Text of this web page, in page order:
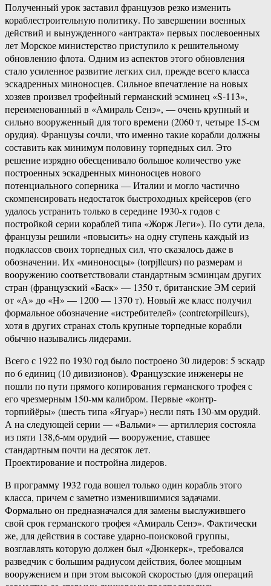
Полученный урок заставил французов резко изменить
кораблестроительную политику. По завершении военных
действий и вынужденного «антракта» первых послевоенных
лет Морское министерство приступило к решительному
обновлению флота. Одним из аспектов этого обновления
стало усиленное развитие легких сил, прежде всего класса
эскадренных миноносцев. Сильное впечатление на новых
хозяев произвел трофейный германский эсминец «S-113»,
переименованный в «Амираль Сенэ», — очень крупный и
сильно вооруженный для того времени (2060 т, четыре 15-см
орудия). Французы сочли, что именно такие корабли должны
составить как минимум половину торпедных сил. Это
решение изрядно обесценивало большое количество уже
построенных эскадренных миноносцев нового
потенциального соперника — Италии и могло частично
скомпенсировать недостаток быстроходных крейсеров (его
удалось устранить только в середине 1930-х годов с
постройкой серии кораблей типа «Жорж Леги»). По сути дела,
французы решили «повысить» на одну ступень каждый из
подклассов своих торпедных сил, что сказалось даже в
обозначении. Их «миноносцы» (torpjlleurs) по размерам и
вооружению соответствовали стандартным эсминцам других
стран (французский «Баск» — 1350 т, британские ЭМ серий
от «А» до «Н» — 1200 — 1370 т). Новый же класс получил
формальное обозначение «истребителей» (contretorpilleurs),
хотя в других странах столь крупные торпедные корабли
обычно назывались лидерами.
Всего с 1922 по 1930 год было построено 30 лидеров: 5 эскадр
по 6 единиц (10 дивизионов). Французские инженеры не
пошли по пути прямого копирования германского трофея с
его чрезмерным 150-мм калибром. Первые «контр-
торпийёры» (шесть типа «Ягуар») несли пять 130-мм орудий.
А на следующей серии — «Вальми» — артиллерия состояла
из пяти 138,6-мм орудий — вооружение, ставшее
стандартным почти на десяток лет.
Проектирование и постройна лидеров.
В программу 1932 года вошел только один корабль этого
класса, причем с заметно изменившимися задачами.
Формально он предназначался для замены выслужившего
свой срок германского трофея «Амираль Сенэ». Фактически
же, для действия в составе ударно-поисковой группы,
возглавлять которую должен был «Дюнкерк», требовался
разведчик с большим радиусом действия, более мощным
вооружением и при этом высокой скоростью (для операций